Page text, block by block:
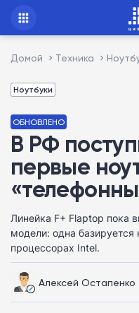
Домой Техника
Ноутбуки
ОБНОВЛЕНО
В РФ
первые
Линейка F+ Flaptop пока
модели: одна базируется
процессорах Intel.
Алексей Остапенко